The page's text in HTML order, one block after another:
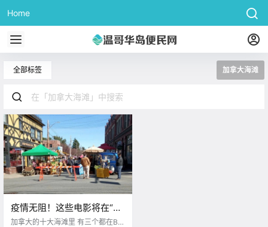
Home
全部标签 加拿大海滩
疫情无阻！这些电影将在“封
城状态下”继续在维多利亚取
加拿大的十大海滩里 有三个都在BC